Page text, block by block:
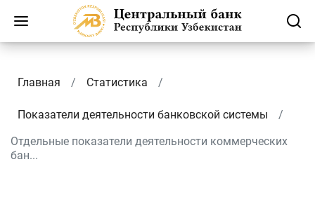
Главная Статистика
Показатели деятельности банковской системы
Отдельные показатели деятельности коммерческих
бан...